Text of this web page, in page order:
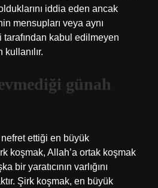
iddia eden ancak
mensupları veya aynı
kabul edilmeyen
günah
nefret ettiği en büyük
koşmak, Allah’a ortak koşmak
bir yaratıcının varlığını
Şirk koşmak, en büyük